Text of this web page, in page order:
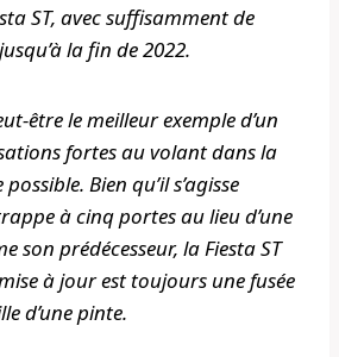
ST, avec suffisamment de
la fin de 2022.
être le meilleur exemple d’un
fortes au volant dans la
Bien qu’il s’agisse
à cinq portes au lieu d’une
son prédécesseur, la Fiesta ST
à jour est toujours une fusée
d’une pinte.